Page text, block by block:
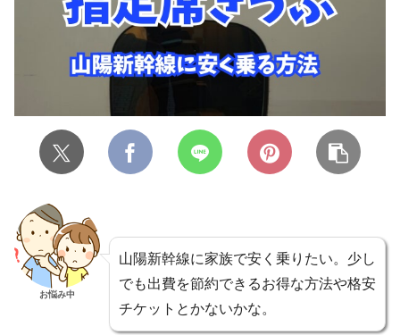
お悩み中
山陽新幹線に家族で安く乗りたい。少し
でも出費を節約できるお得な方法や格安
チケットとかないかな。